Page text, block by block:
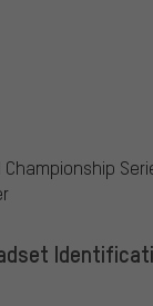
Championship